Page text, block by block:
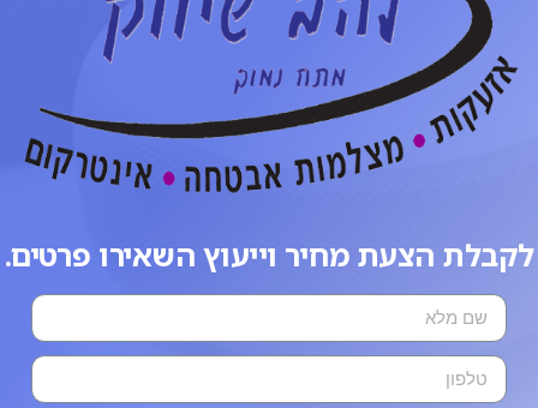
לקבלת הצעת מחיר וייעוץ השאירו פרטים.